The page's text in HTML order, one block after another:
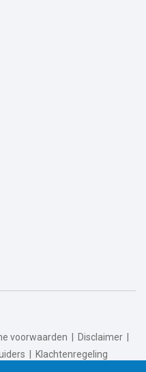
voorwaarden Disclaimer
Klachtenregeling